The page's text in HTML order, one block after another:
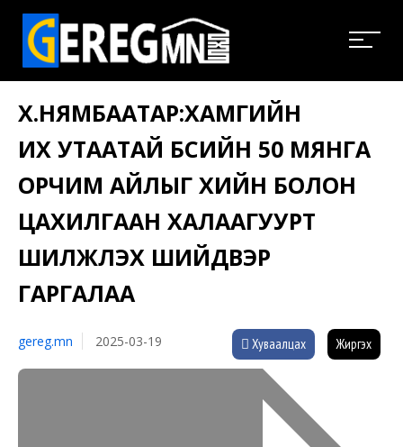
Х.НЯМБААТАР:ХАМГИЙН
ИХ УТААТАЙ БҮСИЙН 50 МЯНГА
ОРЧИМ АЙЛЫГ ХИЙН БОЛОН
ЦАХИЛГААН ХАЛААГУУРТ
ШИЛЖҮҮЛЭХ ШИЙДВЭР
ГАРГАЛАА
gereg.mn 2025-03-19 Хуваалцах Жиргэх